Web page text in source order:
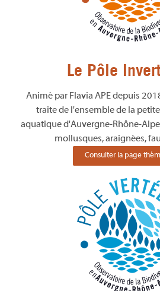
Le Pôle
Animé par Flavia APE depuis
traite de l'ensemble de la
aquatique d'Auvergne-Rhône-
mollusques, araignées,
Consulter la page